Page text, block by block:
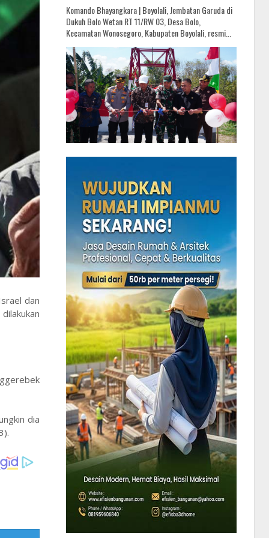
dan
dia
Komando Bhayangkara | Boyolali, Jembatan Garuda di
Dukuh Bolo Wetan RT 11/RW 03, Desa Bolo,
Kecamatan Wonosegoro, Kabupaten Boyolali, resmi...